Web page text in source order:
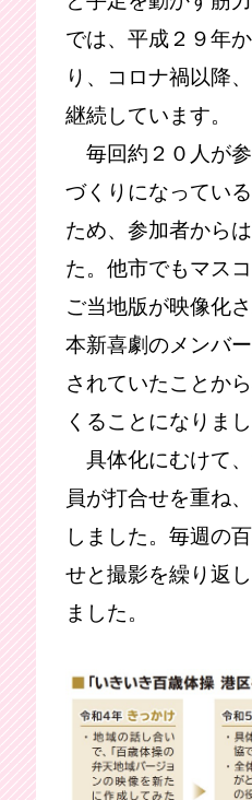
では、平成２９年
り、コロナ禍以降
継続しています。
毎回約２０人が
づくりになってい
ため、参加者から
た。他市でもマス
ご当地版が映像化
本新喜劇のメンバ
されていたことか
くることになりまし
具体化にむけて
員が打合せを重ね
しました。毎週の
せと撮影を繰り返
ました。